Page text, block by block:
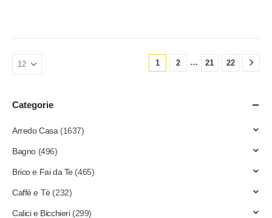
1 2 … 21 22
Categorie
Arredo Casa (1637)
Bagno (496)
Brico e Fai da Te (465)
Caffè e Tè (232)
Calici e Bicchieri (299)